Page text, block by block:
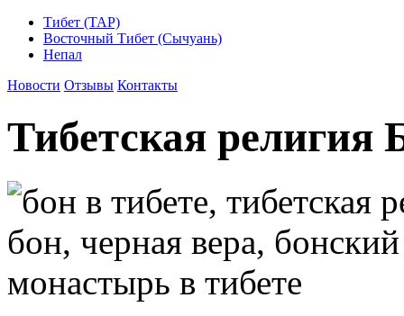
Тибет (ТАР)
Восточный Тибет (Сычуань)
Непал
Новости Отзывы Контакты
Тибетская религия